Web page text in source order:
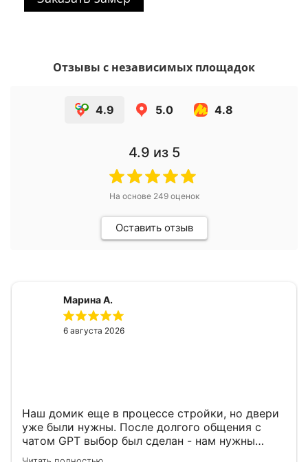
Отзывы с независимых площадок
4.9 5.0 4.8
4.9 из 5
На основе 249оценок
Оставить отзыв
Марина А.
6 августа 2026
Наш домик еще в процессе стройки, но двери
уже были нужны. После долгого общения с
чатом GPT выбор был сделан - нам нужны
двери Аргус Термо Композит, которые нашлись